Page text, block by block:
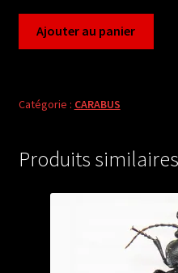
seishinensis
from
Ajouter au panier
Catégorie : CARABUS
Produits similaires